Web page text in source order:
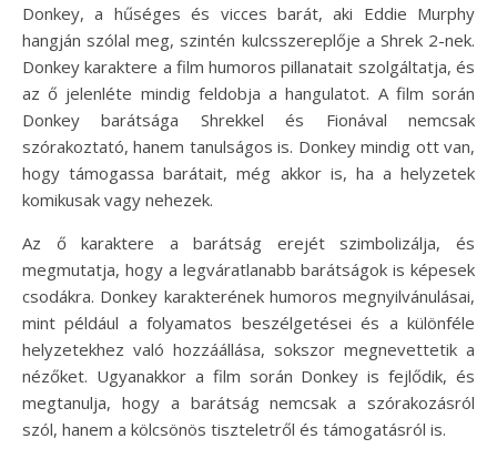
Donkey, a hűséges és vicces barát, aki Eddie Murphy
hangján szólal meg, szintén kulcsszereplője a Shrek 2-nek.
Donkey karaktere a film humoros pillanatait szolgáltatja, és
az ő jelenléte mindig feldobja a hangulatot. A film során
Donkey barátsága Shrekkel és Fionával nemcsak
szórakoztató, hanem tanulságos is. Donkey mindig ott van,
hogy támogassa barátait, még akkor is, ha a helyzetek
komikusak vagy nehezek.
Az ő karaktere a barátság erejét szimbolizálja, és
megmutatja, hogy a legváratlanabb barátságok is képesek
csodákra. Donkey karakterének humoros megnyilvánulásai,
mint például a folyamatos beszélgetései és a különféle
helyzetekhez való hozzáállása, sokszor megnevettetik a
nézőket. Ugyanakkor a film során Donkey is fejlődik, és
megtanulja, hogy a barátság nemcsak a szórakozásról
szól, hanem a kölcsönös tiszteletről és támogatásról is.